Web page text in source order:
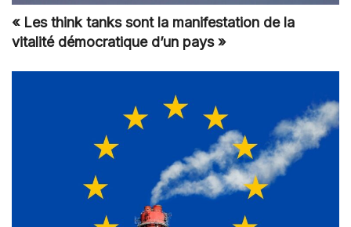
« Les think tanks sont la manifestation de la
vitalité démocratique d’un pays »